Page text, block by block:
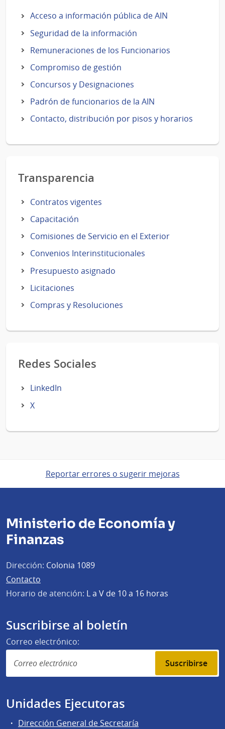
Acceso a información pública de AIN
Seguridad de la información
Remuneraciones de los Funcionarios
Compromiso de gestión
Concursos y Designaciones
Padrón de funcionarios de la AIN
Contacto, distribución por pisos y horarios
Transparencia
Contratos vigentes
Capacitación
Comisiones de Servicio en el Exterior
Convenios Interinstitucionales
Presupuesto asignado
Licitaciones
Compras y Resoluciones
Redes Sociales
LinkedIn
X
Reportar errores o sugerir mejoras
Ministerio de Economía y
Finanzas
Dirección: Colonia 1089
Contacto
Horario de atención: L a V de 10 a 16 horas
Suscribirse al boletín
Correo electrónico:
Suscribirse
Unidades Ejecutoras
Dirección General de Secretaría